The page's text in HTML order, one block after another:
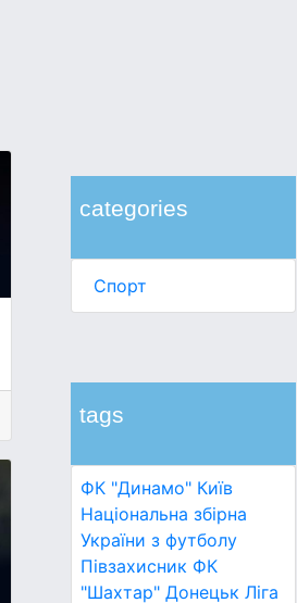
categories
Спорт
tags
ФК "Динамо" Київ
Національна збірна
України з футболу
Півзахисник ФК
"Шахтар" Донецьк Ліга